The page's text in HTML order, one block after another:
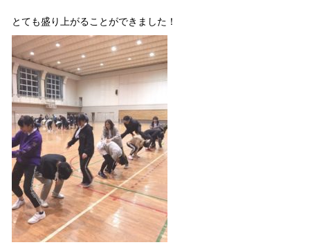
とても盛り上がることができました！